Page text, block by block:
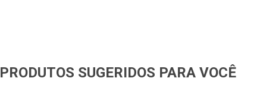
PRODUTOS SUGERIDOS PARA VOCÊ